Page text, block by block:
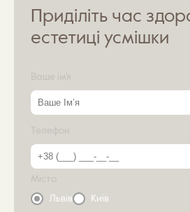
Приділіть час
естетиці усмішки
Львів
Київ